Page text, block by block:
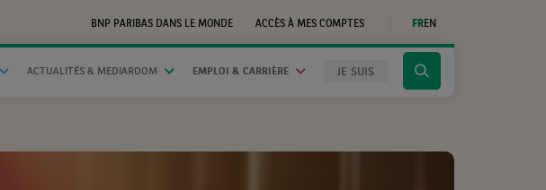
BNP PARIBAS DANS LE MONDE
ACCÈS À MES COMPTES
LIEN
DANS
UN
FREN
ACTUALITÉS & MEDIAROOM EMPLOI & CARRIÈRE JE SUIS
Cliquer
moteur